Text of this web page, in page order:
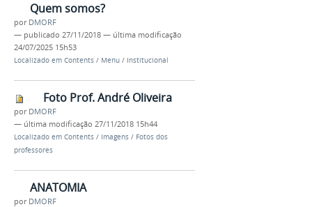
Quem somos?
por DMORF
— publicado 27/11/2018 — última modificação
24/07/2025 15h53
Localizado em Contents / Menu / Institucional
Foto Prof. André Oliveira
por DMORF
— última modificação 27/11/2018 15h44
Localizado em Contents / Imagens / Fotos dos
professores
ANATOMIA
por DMORF